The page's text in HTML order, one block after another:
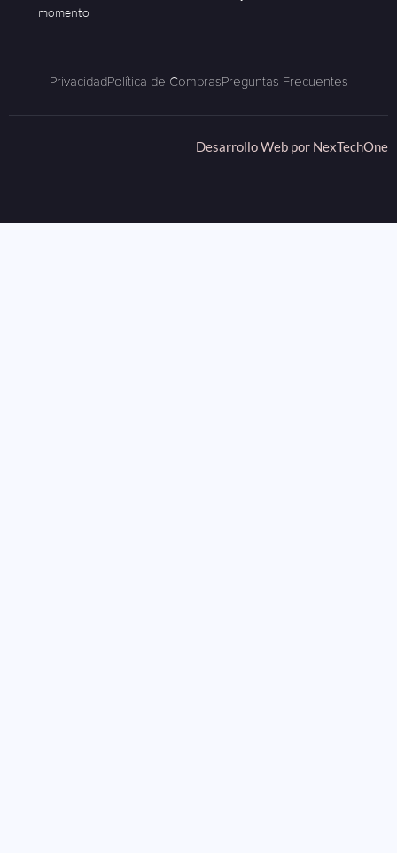
momento
PrivacidadPolítica de ComprasPreguntas Frecuentes
Desarrollo Web por NexTechOne